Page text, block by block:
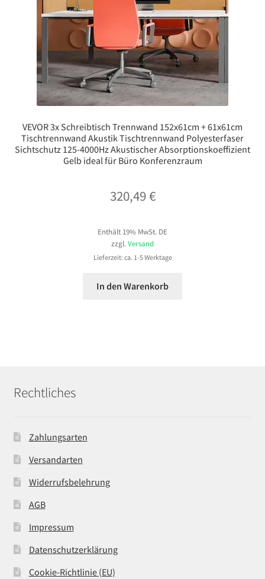
VEVOR 3x Schreibtisch Trennwand 152x61cm + 61x61cm
Tischtrennwand Akustik Tischtrennwand Polyesterfaser
Sichtschutz 125-4000Hz Akustischer Absorptionskoeffizient
Gelb ideal für Büro Konferenzraum
320,49€
Enthält 19% MwSt. DE
zzgl. Versand
Lieferzeit: ca. 1-5 Werktage
In den Warenkorb
Rechtliches
Zahlungsarten
Versandarten
Widerrufsbelehrung
AGB
Impressum
Datenschutzerklärung
Cookie-Richtlinie (EU)